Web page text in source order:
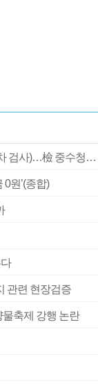
검사 신분 버리고 직급하향(10년 이하 저연차 검사)…檢 중수청행 기피
원’(종합)
관련 현장검증
축제 강행 논란